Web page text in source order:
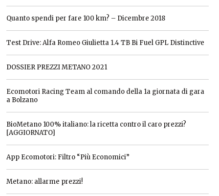
Quanto spendi per fare 100 km? – Dicembre 2018
Test Drive: Alfa Romeo Giulietta 1.4 TB Bi Fuel GPL Distinctive
DOSSIER PREZZI METANO 2021
Ecomotori Racing Team al comando della 1a giornata di gara
a Bolzano
BioMetano 100% italiano: la ricetta contro il caro prezzi?
[AGGIORNATO]
App Ecomotori: Filtro “Più Economici”
Metano: allarme prezzi!